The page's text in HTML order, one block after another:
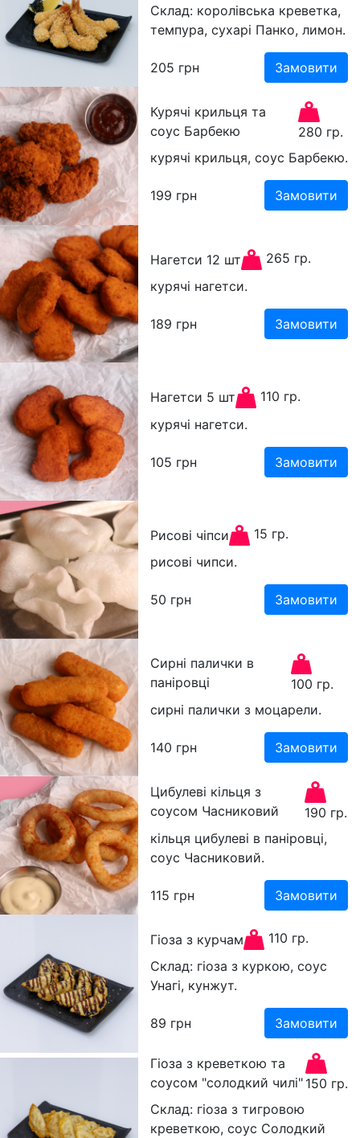
Склад: королівська креветка,
темпура, сухарі Панко, лимон.
205 грн Замовити
Курячі крильця та
соус Барбекю
280 гр.
курячі крильця, соус Барбекю.
199 грн Замовити
Нагетси 12 шт
265 гр.
курячі нагетси.
189 грн Замовити
Нагетси 5 шт
110 гр.
курячі нагетси.
105 грн Замовити
Рисові чіпси
15 гр.
рисові чипси.
50 грн Замовити
Сирні палички в
паніровці
100 гр.
сирні палички з моцарели.
140 грн Замовити
Цибулеві кільця з
соусом Часниковий
190 гр.
кільця цибулеві в паніровці,
соус Часниковий.
115 грн Замовити
Гіоза з курчам
110 гр.
Склад: гіоза з куркою, соус
Унагі, кунжут.
89 грн Замовити
Гіоза з креветкою та
соусом "солодкий чилі" 150 гр.
Склад: гіоза з тигровою
креветкою, соус Солодкий